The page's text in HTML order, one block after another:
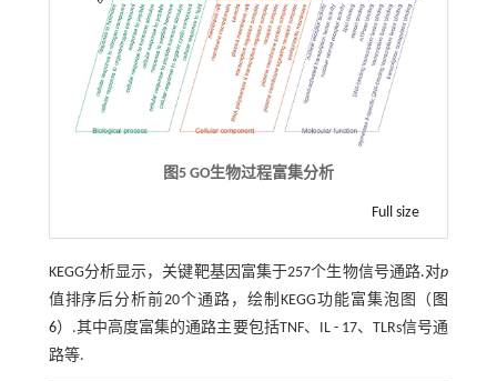
图5 GO生物过程富集分析
Full size
KEGG分析显示，关键靶基因富集于257个生物信号通路.对p
值排序后分析前20个通路，绘制KEGG功能富集泡图（ 图
6）.其中高度富集的通路主要包括TNF、IL - 17、TLRs信号通
路等.